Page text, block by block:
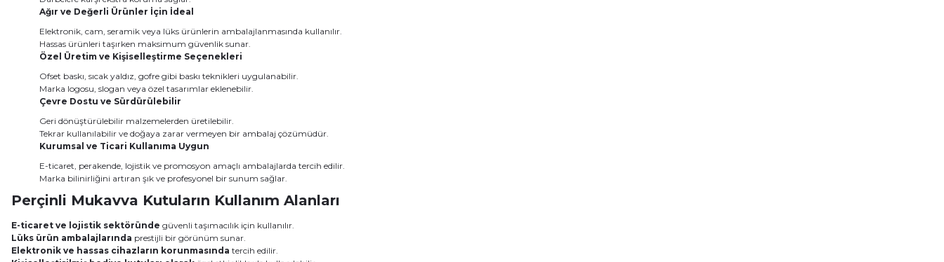
Ağır ve Değerli Ürünler İçin İdeal
Elektronik, cam, seramik veya lüks ürünlerin ambalajlanmasında kullanılır.
Hassas ürünleri taşırken maksimum güvenlik sunar.
Özel Üretim ve Kişiselleştirme Seçenekleri
Ofset baskı, sıcak yaldız, gofre gibi baskı teknikleri uygulanabilir.
Marka logosu, slogan veya özel tasarımlar eklenebilir.
Çevre Dostu ve Sürdürülebilir
Geri dönüştürülebilir malzemelerden üretilebilir.
Tekrar kullanılabilir ve doğaya zarar vermeyen bir ambalaj çözümüdür.
Kurumsal ve Ticari Kullanıma Uygun
E-ticaret, perakende, lojistik ve promosyon amaçlı ambalajlarda tercih edilir.
Marka bilinirliğini artıran şık ve profesyonel bir sunum sağlar.
Perçinli Mukavva Kutuların Kullanım Alanları
E-ticaret ve lojistik sektöründe güvenli taşımacılık için kullanılır.
Lüks ürün ambalajlarında prestijli bir görünüm sunar.
Elektronik ve hassas cihazların korunmasında tercih edilir.